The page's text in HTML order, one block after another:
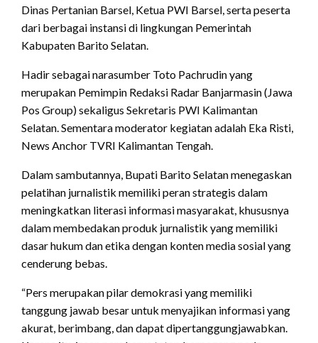
Dinas Pertanian Barsel, Ketua PWI Barsel, serta peserta
dari berbagai instansi di lingkungan Pemerintah
Kabupaten Barito Selatan.
Hadir sebagai narasumber Toto Pachrudin yang
merupakan Pemimpin Redaksi Radar Banjarmasin (Jawa
Pos Group) sekaligus Sekretaris PWI Kalimantan
Selatan. Sementara moderator kegiatan adalah Eka Risti,
News Anchor TVRI Kalimantan Tengah.
Dalam sambutannya, Bupati Barito Selatan menegaskan
pelatihan jurnalistik memiliki peran strategis dalam
meningkatkan literasi informasi masyarakat, khususnya
dalam membedakan produk jurnalistik yang memiliki
dasar hukum dan etika dengan konten media sosial yang
cenderung bebas.
“Pers merupakan pilar demokrasi yang memiliki
tanggung jawab besar untuk menyajikan informasi yang
akurat, berimbang, dan dapat dipertanggungjawabkan.